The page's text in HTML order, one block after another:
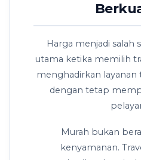
Harga menjadi
utama ketika memilih
menghadirkan layanan
dengan tetap
Murah bukan
kenyamanan.